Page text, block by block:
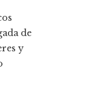
de
y